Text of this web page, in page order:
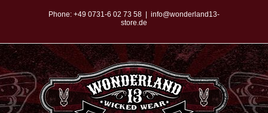
springen
Phone: +49 0731-6 02 73 58
info@wonderland13-
store.de